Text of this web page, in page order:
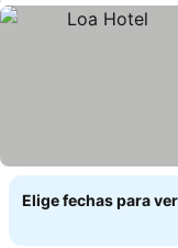
Elige fechas para